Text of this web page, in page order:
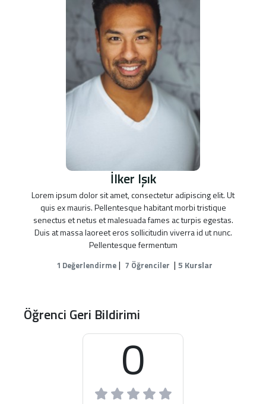
İlker Işık
Lorem ipsum dolor sit amet, consectetur adipiscing elit. Ut
quis ex mauris. Pellentesque habitant morbi tristique
senectus et netus et malesuada fames ac turpis egestas.
Duis at massa laoreet eros sollicitudin viverra id ut nunc.
Pellentesque fermentum
1 Değerlendirme| 7 Öğrenciler | 5 Kurslar
Öğrenci Geri Bildirimi
0